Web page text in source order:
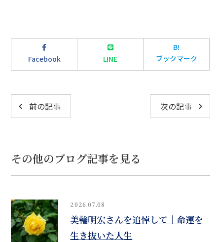
Facebook LINE
B!
ブックマーク
前の記事 次の記事
その他のブログ記事を見る
2026.07.08
美輪明宏さんを追悼して｜命運を
生き抜いた人生